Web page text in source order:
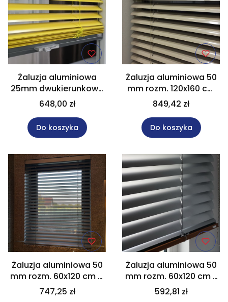
Żaluzja aluminiowa
25mm dwukierunkowa
40x70 cm LUNA
648,00 zł
Do koszyka
Żaluzja aluminiowa 50
mm rozm. 120x160 cm
ze sterowaniem
taśmowym lub
sznurkowym
849,42 zł
Do koszyka
Żaluzja aluminiowa 50
mm rozm. 60x120 cm w
wersji perforowanej
747,25 zł
Żaluzja aluminiowa 50
mm rozm. 60x120 cm z
systemem
MONOCOMMANDO
592,81 zł